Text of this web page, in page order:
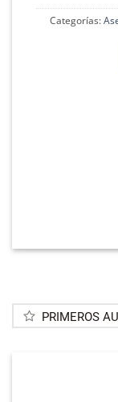
Categorías:
PRIMEROS